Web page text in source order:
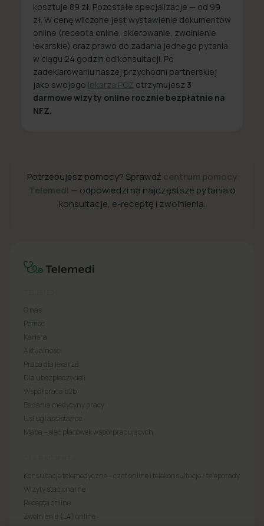
kosztuje 89 zł. Pozostałe specjalizacje — od 99
zł. W cenę wliczone jest wystawienie dokumentów
online (recepta online, skierowanie, zwolnienie
lekarskie) oraz prawo do zadania jednego pytania
w ciągu 24 godzin od konsultacji. Po
zadeklarowaniu naszej przychodni partnerskiej
jako swojego lekarza POZ otrzymujesz 3
darmowe wizyty online rocznie bezpłatnie na
NFZ
Potrzebujesz pomocy? Sprawdź centrum pomocy
Telemedi — odpowiedzi na najczęstsze pytania o
konsultacje, e-receptę i zwolnienia.
O nas
Pomoc
Kariera
Aktualności
Praca dla lekarza
Dla ubezpieczycieli
Współpraca b2b
Badania medycyny pracy
Usługi assistance
Mapa – sieć placówek współpracujących
Konsultacje telemedyczne – czat online i telekonsultacje / teleporady
Wizyty stacjonarne
Recepta online
Zwolnienie (L4) online